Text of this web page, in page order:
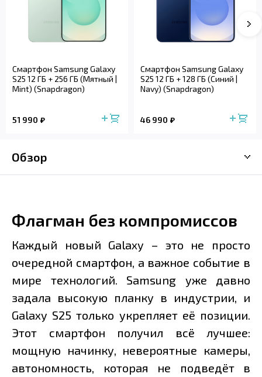
Смартфон Samsung Galaxy
S25 12 ГБ + 256 ГБ (Мятный |
Mint) (Snapdragon)
51 990
Смартфон Samsung Galaxy
S25 12 ГБ + 128 ГБ (Синий |
Navy) (Snapdragon)
46 990
Обзор
Флагман без компромиссов
Каждый новый Galaxy – это не просто
очередной смартфон, а важное событие в
мире технологий. Samsung уже давно
задала высокую планку в индустрии, и
Galaxy S25 только укрепляет её позиции.
Этот смартфон получил всё лучшее:
мощную начинку, невероятные камеры,
автономность, которая не подведёт в